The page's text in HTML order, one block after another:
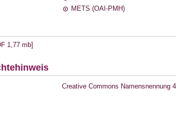
METS (OAI-PMH)
1,77 mb]
Creative Commons Namensnennung